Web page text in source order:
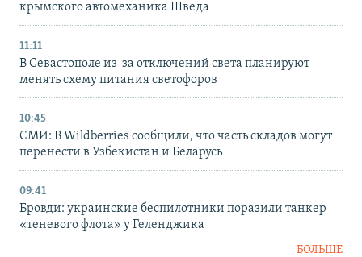
крымского автомеханика Шведа
11:11
В Севастополе из-за отключений света планируют
менять схему питания светофоров
10:45
СМИ: В Wildberries сообщили, что часть складов могут
перенести в Узбекистан и Беларусь
09:41
Бровди: украинские беспилотники поразили танкер
«теневого флота» у Геленджика
БОЛЬШЕ